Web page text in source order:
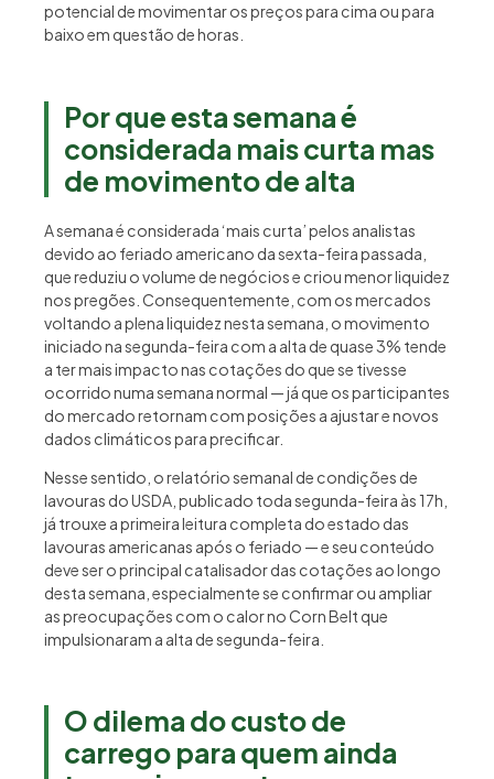
potencial de movimentar os preços para cima ou para
baixo em questão de horas.
Por que esta semana é
considerada mais curta mas
de movimento de alta
A semana é considerada ‘mais curta’ pelos analistas
devido ao feriado americano da sexta-feira passada,
que reduziu o volume de negócios e criou menor liquidez
nos pregões. Consequentemente, com os mercados
voltando a plena liquidez nesta semana, o movimento
iniciado na segunda-feira com a alta de quase 3% tende
a ter mais impacto nas cotações do que se tivesse
ocorrido numa semana normal — já que os participantes
do mercado retornam com posições a ajustar e novos
dados climáticos para precificar.
Nesse sentido, o relatório semanal de condições de
lavouras do USDA, publicado toda segunda-feira às 17h,
já trouxe a primeira leitura completa do estado das
lavouras americanas após o feriado — e seu conteúdo
deve ser o principal catalisador das cotações ao longo
desta semana, especialmente se confirmar ou ampliar
as preocupações com o calor no Corn Belt que
impulsionaram a alta de segunda-feira.
O dilema do custo de
carrego para quem ainda